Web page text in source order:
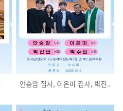
안승암 집사, 이은미 집사, 박진..